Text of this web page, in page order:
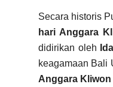
Secara historis
hari Anggara
didirikan oleh
keagamaan Bali
Anggara